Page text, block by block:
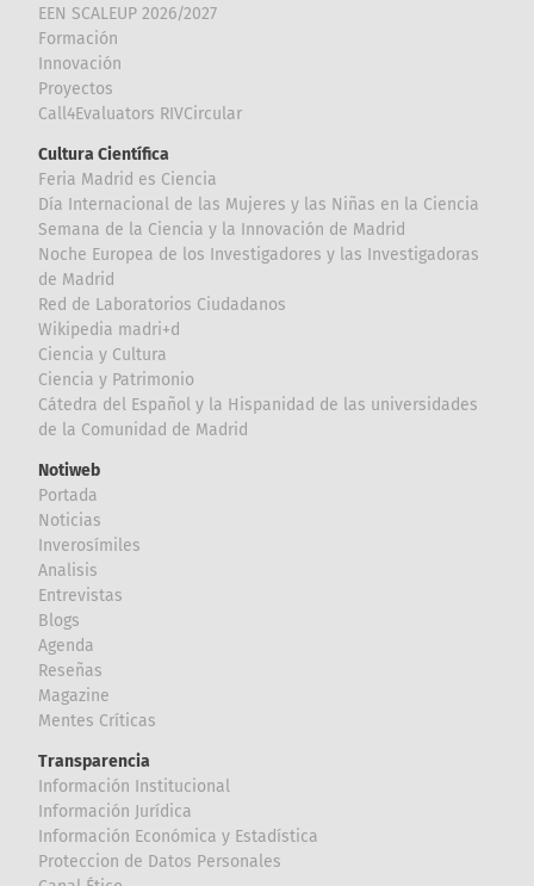
EEN SCALEUP 2026/2027
Formación
Innovación
Proyectos
Call4Evaluators RIVCircular
Cultura Científica
Feria Madrid es Ciencia
Día Internacional de las Mujeres y las Niñas en la Ciencia
Semana de la Ciencia y la Innovación de Madrid
Noche Europea de los Investigadores y las Investigadoras
de Madrid
Red de Laboratorios Ciudadanos
Wikipedia madri+d
Ciencia y Cultura
Ciencia y Patrimonio
Cátedra del Español y la Hispanidad de las universidades
de la Comunidad de Madrid
Notiweb
Portada
Noticias
Inverosímiles
Analisis
Entrevistas
Blogs
Agenda
Reseñas
Magazine
Mentes Críticas
Transparencia
Información Institucional
Información Jurídica
Información Económica y Estadística
Proteccion de Datos Personales